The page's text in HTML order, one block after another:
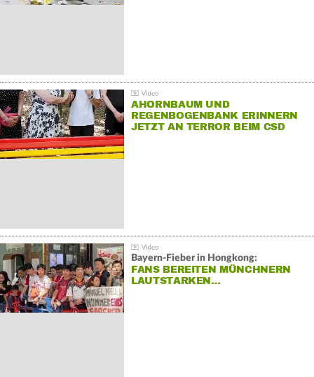
AHORNBAUM UND
REGENBOGENBANK ERINNERN
JETZT AN TERROR BEIM CSD
Bayern-Fieber in Hongkong:
FANS BEREITEN MÜNCHNERN
LAUTSTARKEN…